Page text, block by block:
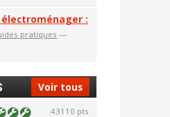
électroménager :
pratiques —
Voir tous
43110 pts